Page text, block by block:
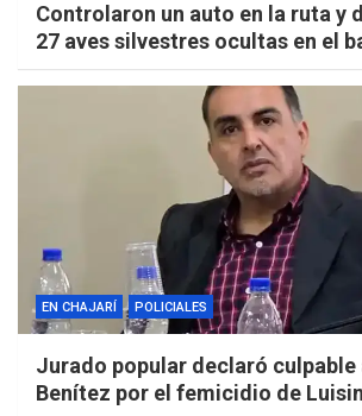
Controlaron un auto en la ruta y
27 aves silvestres ocultas en el
EN CHAJARÍ POLICIALES
Jurado popular declaró culpable
Benítez por el femicidio de